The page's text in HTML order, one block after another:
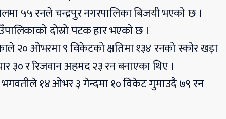
५५ रनले चन्द्रपुर नगरपालिका बिजयी भएको छ ।
दोस्रो पटक हार भएको छ ।
२० ओभरमा ९ विकेटको क्षतिमा १३४ रनको स्कोर खड़ा
३० र रिजवान अहमद २३ रन बनाएका थिए ।
भगवतीले १४ ओभर ३ गेन्दमा १० विकेट गुमाउदै ७९ रन